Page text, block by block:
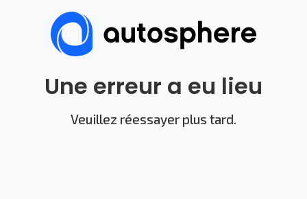
Une erreur a eu lieu
Veuillez réessayer plus tard.